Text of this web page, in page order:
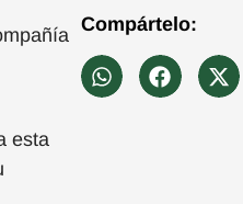
esta
Compártelo: